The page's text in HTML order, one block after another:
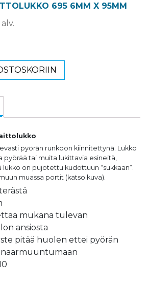
695 6MM X 95MM
alv.
pyörän runkoon kiinnitettynä. Lukko
pyörää tai muita lukittavia esineitä,
lukko on pujotettu kudottuun “sukkaan”.
muassa portit (katso kuva).
mukana tulevan
ansiosta
pitää huolen ettei pyörän